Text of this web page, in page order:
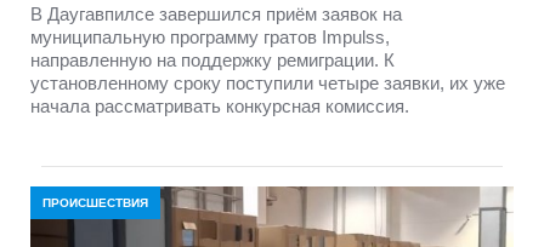
В Даугавпилсе завершился приём заявок на
муниципальную программу гратов Impulss,
направленную на поддержку ремиграции. К
установленному сроку поступили четыре заявки, их уже
начала рассматривать конкурсная комиссия.
ПРОИСШЕСТВИЯ